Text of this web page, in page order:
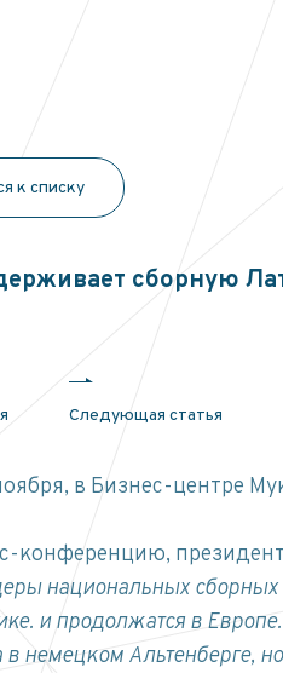
к списку
сборную
Следующая статья
в Бизнес-центре
конференцию, президент
национальных сборных
и продолжатся в
немецком Альтенберге,